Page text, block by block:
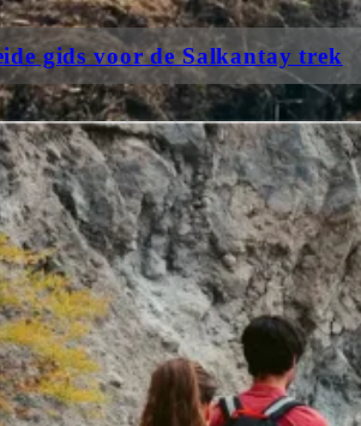
gids voor de Salkantay trek